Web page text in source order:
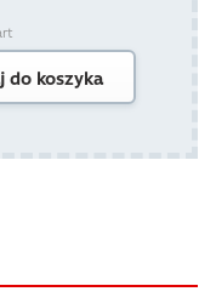
do koszyka